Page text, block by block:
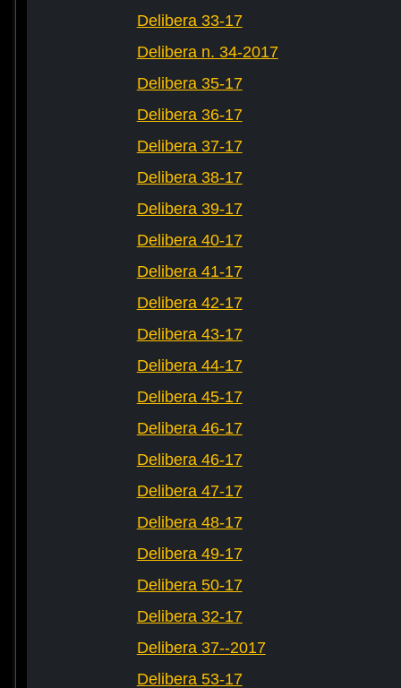
Delibera 33-17
Delibera n. 34-2017
Delibera 35-17
Delibera 36-17
Delibera 37-17
Delibera 38-17
Delibera 39-17
Delibera 40-17
Delibera 41-17
Delibera 42-17
Delibera 43-17
Delibera 44-17
Delibera 45-17
Delibera 46-17
Delibera 46-17
Delibera 47-17
Delibera 48-17
Delibera 49-17
Delibera 50-17
Delibera 32-17
Delibera 37--2017
Delibera 53-17